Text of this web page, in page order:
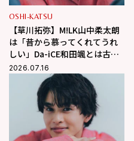
OSHI-KATSU
【草川拓弥】M!LK山中柔太朗
は「昔から慕ってくれてうれ
しい」Da-iCE和田颯とは古着
屋へ！華麗な交友関係に迫る
2026.07.16